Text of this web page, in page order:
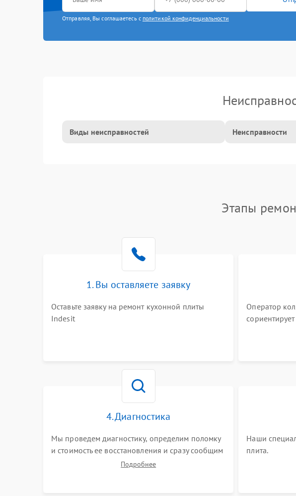
Отправляя, Вы соглашаетесь с политикой конфиденциальности
Виды неисправностей Неисправности
Этапы
1. Вы оставляете заявку
Оставьте заявку на ремонт кухонной плиты
Indesit
Оператор
кухонной
4. Диагностика
Мы проведем диагностику, определим поломку
и стоимость ее восстановления и сразу сообщим
вам о сроках ее устранения
Подробнее
Наши
плита.